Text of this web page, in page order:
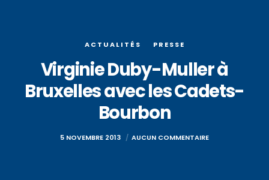
ACTUALITÉS PRESSE
Virginie Duby-Muller à
Bruxelles avec les Cadets-
Bourbon
5 NOVEMBRE 2013 AUCUN COMMENTAIRE